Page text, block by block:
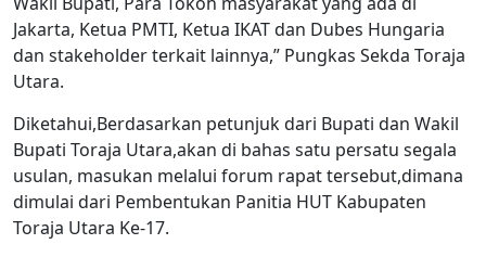
Jakarta, Ketua PMTI, Ketua IKAT dan Dubes Hungaria
dan stakeholder terkait lainnya,” Pungkas Sekda Toraja
Utara.
Diketahui,Berdasarkan petunjuk dari Bupati dan Wakil
Bupati Toraja Utara,akan di bahas satu persatu segala
usulan, masukan melalui forum rapat tersebut,dimana
dimulai dari Pembentukan Panitia HUT Kabupaten
Toraja Utara Ke-17.